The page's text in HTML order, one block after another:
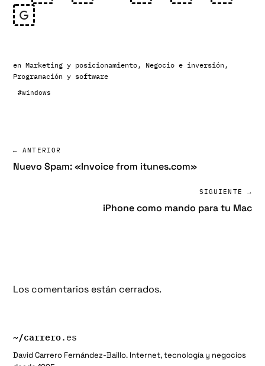
en Marketing y posicionamiento, Negocio e inversión,
Programación y software
#windows
← ANTERIOR
Nuevo Spam: «Invoice from itunes.com»
SIGUIENTE →
iPhone como mando para tu Mac
Los comentarios están cerrados.
~/carrero.es
David Carrero Fernández-Baillo. Internet, tecnología y negocios